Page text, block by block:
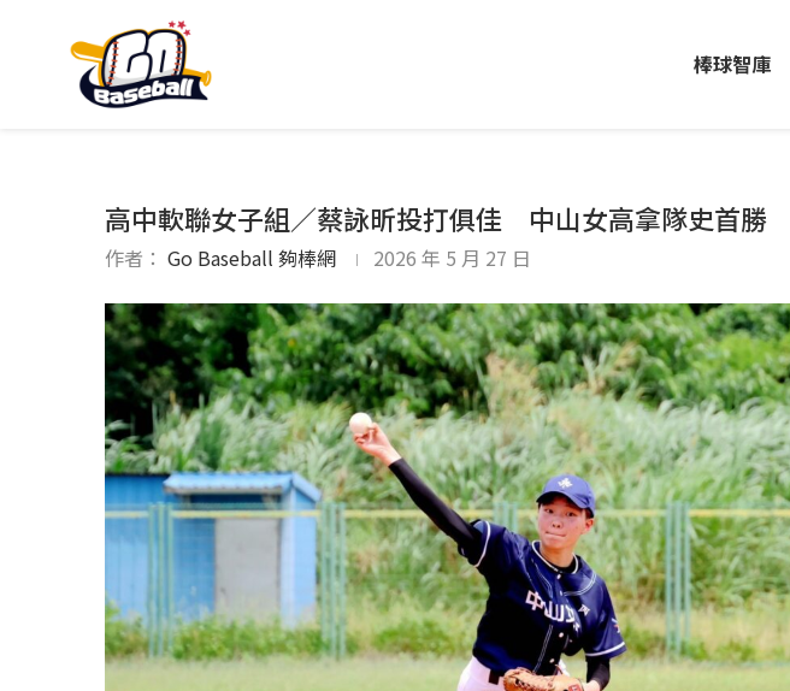
棒球智庫
高中軟聯女子組／蔡詠昕投打俱佳 中山女高拿隊史首勝
作者： Go Baseball 夠棒網 2026 年 5 月 27 日